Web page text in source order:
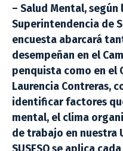
– Salud Mental,
Superintendencia de
encuesta abarcará
desempeñan en el
penquista como en el
Laurencia Contreras,
identificar factores
mental, el clima
de trabajo en nuestra